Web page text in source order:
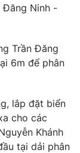
Đăng Ninh -
Trần Đăng
6m để phân
lắp đặt biển
cho các
Khánh
tại dải phân